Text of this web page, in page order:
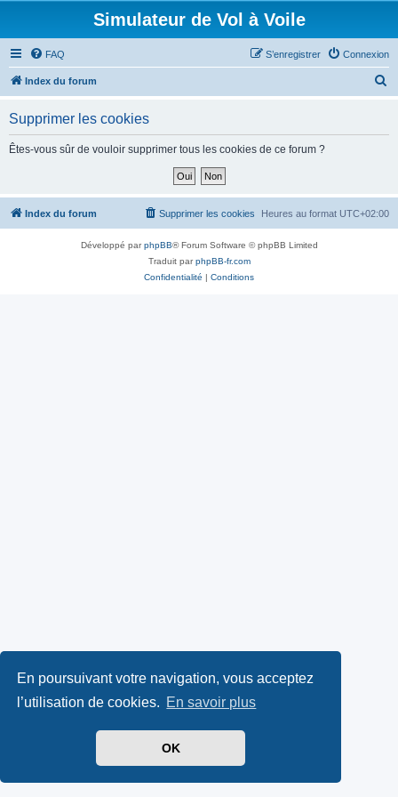
En poursuivant votre navigation, vous acceptez
l’utilisation de cookies. En savoir plus
OK
Simulateur de Vol à Voile
FAQ Connexion
S’enregistrer
Index du forum
h
Supprimer les cookies
Êtes-vous sûr de vouloir supprimer tous les cookies de ce forum ?
Index du forum Heures au format UTC+02:00
Supprimer les cookies
Développé parphpBB® Forum Software © phpBB Limited
Traduit parphpBB-fr.com
Confidentialité | Conditions